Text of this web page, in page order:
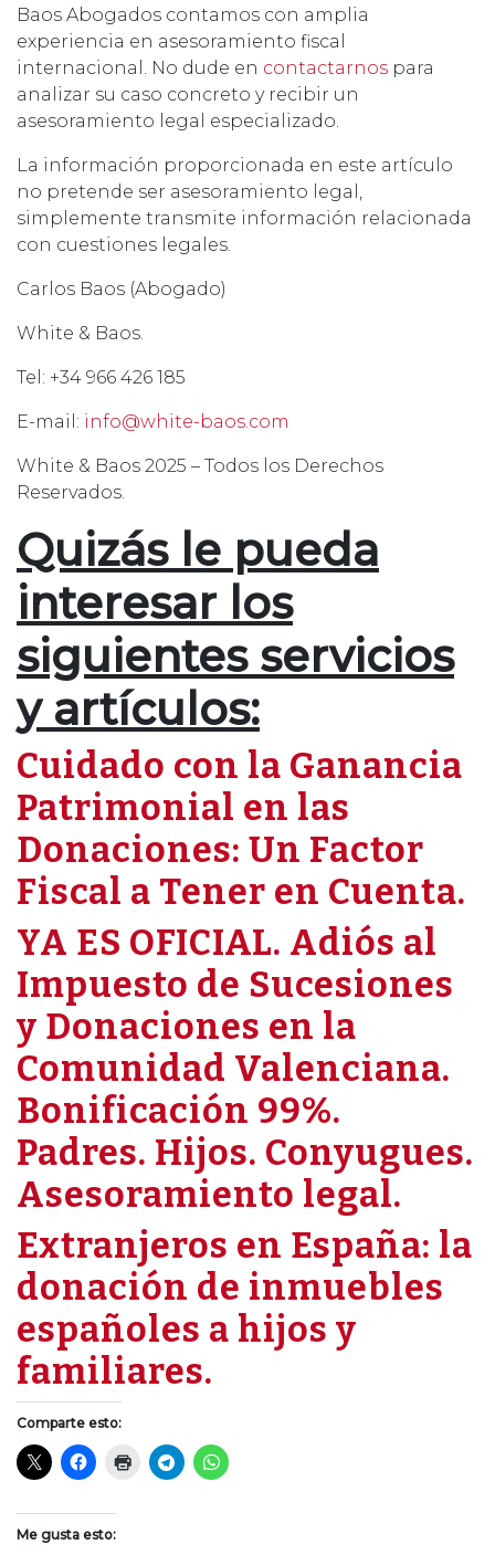
Baos Abogados contamos con amplia
experiencia en asesoramiento fiscal
internacional. No dude en contactarnos para
analizar su caso concreto y recibir un
asesoramiento legal especializado.
La información proporcionada en este artículo
no pretende ser asesoramiento legal,
simplemente transmite información relacionada
con cuestiones legales.
Carlos Baos (Abogado)
White & Baos.
Tel: +34 966 426 185
E-mail: info@white-baos.com
White & Baos 2025 – Todos los Derechos
Reservados.
Quizás le pueda
interesar los
siguientes servicios
y artículos:
Cuidado con la Ganancia
Patrimonial en las
Donaciones: Un Factor
Fiscal a Tener en Cuenta.
YA ES OFICIAL. Adiós al
Impuesto de Sucesiones
y Donaciones en la
Comunidad Valenciana.
Bonificación 99%.
Padres. Hijos. Conyugues.
Asesoramiento legal.
Extranjeros en España: la
donación de inmuebles
españoles a hijos y
familiares.
Comparte esto:
Me gusta esto: